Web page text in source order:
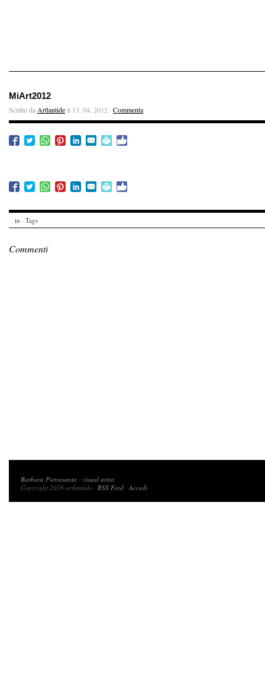
MiArt2012
Scritto da Artlantideil 13, 04, 2012 · Commenta
in · Tags
Commenti
Barbara Pietrasanta - visual artist
Copyright 2026 artlantide · RSS Feed ·Accedi